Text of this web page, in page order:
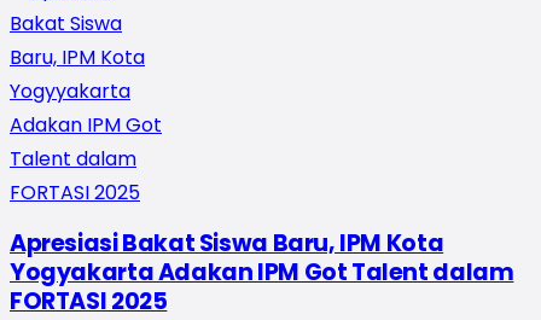
Apresiasi Bakat Siswa Baru, IPM Kota
Yogyakarta Adakan IPM Got Talent dalam
FORTASI 2025